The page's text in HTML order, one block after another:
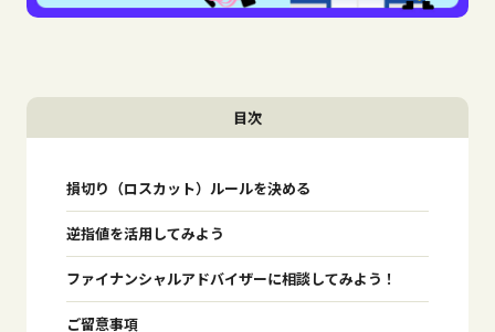
目次
損切り（ロスカット）ルールを決める
逆指値を活用してみよう
ファイナンシャルアドバイザーに相談してみよう！
ご留意事項